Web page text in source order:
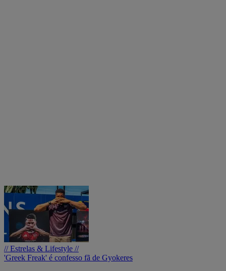
// Estrelas & Lifestyle //
'Greek Freak' é confesso fã de Gyokeres